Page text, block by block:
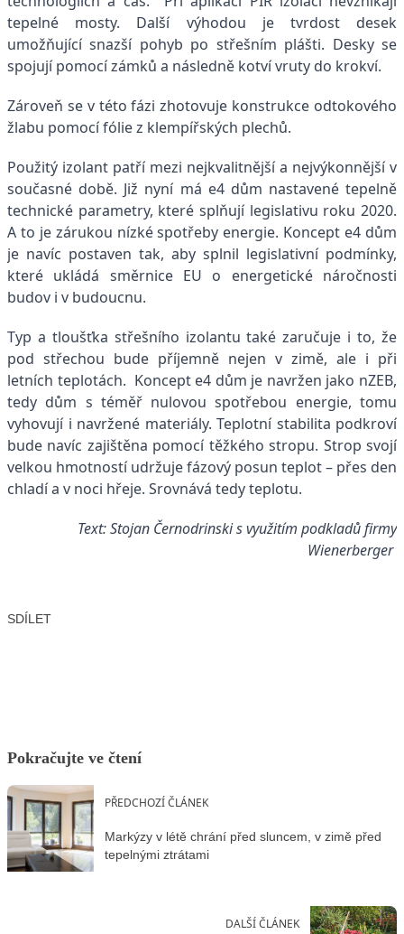
tepelné mosty. Další výhodou je tvrdost desek
umožňující snazší pohyb po střešním plášti. Desky se
spojují pomocí zámků a následně kotví vruty do krokví.
Zároveň se v této fázi zhotovuje konstrukce odtokového
žlabu pomocí fólie z klempířských plechů.
Použitý izolant patří mezi nejkvalitnější a nejvýkonnější v
současné době. Již nyní má e4 dům nastavené tepelně
technické parametry, které splňují legislativu roku 2020.
A to je zárukou nízké spotřeby energie. Koncept e4 dům
je navíc postaven tak, aby splnil legislativní podmínky,
které ukládá směrnice EU o energetické náročnosti
budov i v budoucnu.
Typ a tloušťka střešního izolantu také zaručuje i to, že
pod střechou bude příjemně nejen v zimě, ale i při
letních teplotách. Koncept e4 dům je navržen jako nZEB,
tedy dům s téměř nulovou spotřebou energie, tomu
vyhovují i navržené materiály. Teplotní stabilita podkroví
bude navíc zajištěna pomocí těžkého stropu. Strop svojí
velkou hmotností udržuje fázový posun teplot – přes den
chladí a v noci hřeje. Srovnává tedy teplotu.
Text: Stojan Černodrinski s využitím podkladů firmy
Wienerberger
SDÍLET
Pokračujte ve čtení
PŘEDCHOZÍ ČLÁNEK
Markýzy v létě chrání před sluncem, v zimě před
tepelnými ztrátami
DALŠÍ ČLÁNEK